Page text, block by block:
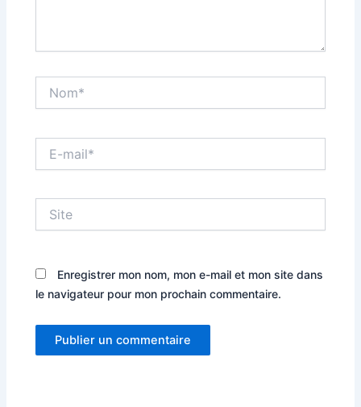
mail*
Enregistrer mon nom, mon e-mail et mon site dans
le navigateur pour mon prochain commentaire.